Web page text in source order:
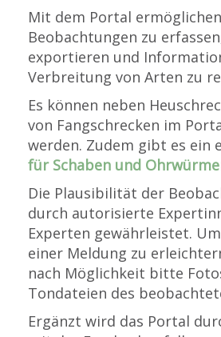
Mit dem Portal
Beobachtungen zu
exportieren und
Verbreitung von Arten zu
Es können neben
von Fangschrecken im
werden. Zudem gibt es ein
für Schaben und
Die Plausibilität der
durch autorisierte
Experten gewährleistet.
einer Meldung zu
nach Möglichkeit bitte
Tondateien des
Ergänzt wird das Portal